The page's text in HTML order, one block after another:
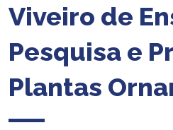
Viveiro de
Pesquisa e
Plantas